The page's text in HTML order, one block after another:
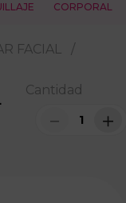
CORPORAL
FACIAL
Cantidad
＋
－